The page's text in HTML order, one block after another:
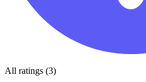
All ratings (3)